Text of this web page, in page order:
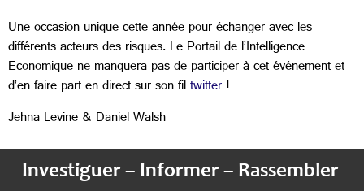
Une occasion unique cette année pour échanger avec les
différents acteurs des risques. Le Portail de l’Intelligence
Economique ne manquera pas de participer à cet événement et
d’en faire part en direct sur son filtwitter!
Jehna Levine & Daniel Walsh
Investiguer – Informer – Rassembler